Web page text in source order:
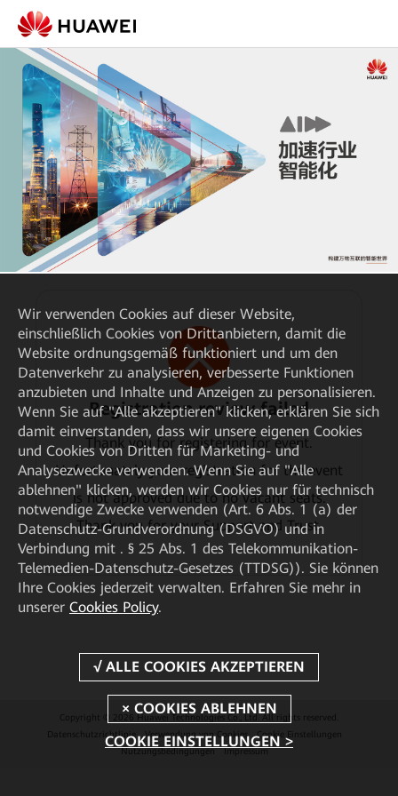
Registration review failed
Thank you for registering for event.
Unfortunately your registration for the event
is not approved due to no vacant seats.
Thank you for your Support and Trust.
Copyright © 2026 Huawei Technologies Co., Ltd. All rights reserved.
Datenschutzrichtlinie
Verwendung von Cookies
Cookie Einstellungen
Nutzungsbedingungen
Impressum
Wir verwenden Cookies auf dieser Website,
einschließlich Cookies von Drittanbietern, damit die
Website ordnungsgemäß funktioniert und um den
Datenverkehr zu analysieren, verbesserte Funktionen
anzubieten und Inhalte und Anzeigen zu personalisieren.
Wenn Sie auf "Alle akzeptieren" klicken, erklären Sie sich
damit einverstanden, dass wir unsere eigenen Cookies
und Cookies von Dritten für Marketing- und
Analysezwecke verwenden. Wenn Sie auf "Alle
ablehnen" klicken, werden wir Cookies nur für technisch
notwendige Zwecke verwenden (Art. 6 Abs. 1 (a) der
Datenschutz-Grundverordnung (DSGVO) und in
Verbindung mit . § 25 Abs. 1 des Telekommunikation-
Telemedien-Datenschutz-Gesetzes (TTDSG)). Sie können
Ihre Cookies jederzeit verwalten. Erfahren Sie mehr in
unserer Cookies Policy.
COOKIE EINSTELLUNGEN >